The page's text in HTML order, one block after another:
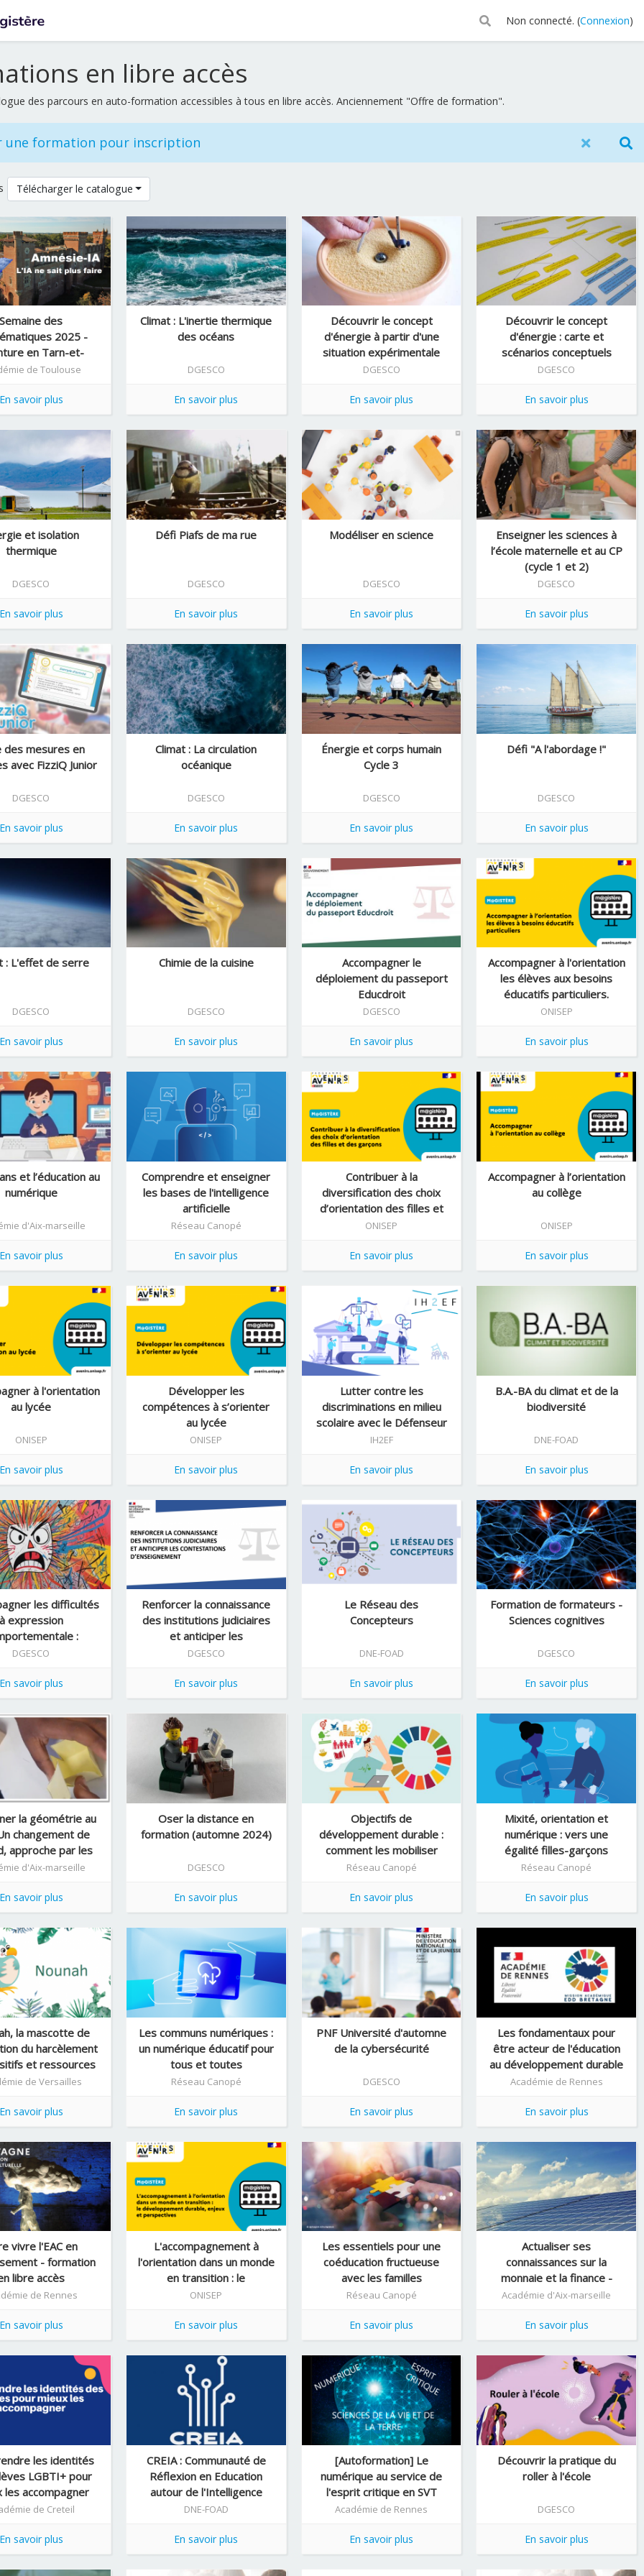
Non connecté. (Connexion)
en libre accès
des parcours en auto-formation accessibles à tous en libre accès. Anciennement "Offre de formation".
Télécharger le catalogue
Semaine des
2025 -
en Tarn-et-
Garonne
de Toulouse
En savoir plus
Climat : L'inertie thermique
des océans
DGESCO
En savoir plus
Découvrir le concept
d'énergie à partir d'une
situation expérimentale
"Cratères et mét ...
DGESCO
En savoir plus
Découvrir le concept
d'énergie : carte et
scénarios conceptuels
DGESCO
En savoir plus
et isolation
thermique
DGESCO
En savoir plus
Défi Piafs de ma rue
DGESCO
En savoir plus
Modéliser en science
DGESCO
En savoir plus
Enseigner les sciences à
l’école maternelle et au CP
(cycle 1 et 2)
DGESCO
En savoir plus
des mesures en
avec FizziQ Junior
DGESCO
En savoir plus
Climat : La circulation
océanique
DGESCO
En savoir plus
Énergie et corps humain
Cycle 3
DGESCO
En savoir plus
Défi "A l'abordage !"
DGESCO
En savoir plus
: L'effet de serre
DGESCO
En savoir plus
Chimie de la cuisine
DGESCO
En savoir plus
Accompagner le
déploiement du passeport
Educdroit
DGESCO
En savoir plus
Accompagner à l'orientation
les élèves aux besoins
éducatifs particuliers.
ONISEP
En savoir plus
et l’éducation au
numérique
d'Aix-marseille
En savoir plus
Comprendre et enseigner
les bases de l'intelligence
artificielle
Réseau Canopé
En savoir plus
Contribuer à la
diversification des choix
d’orientation des filles et
des garçons
ONISEP
En savoir plus
Accompagner à l’orientation
au collège
ONISEP
En savoir plus
à l'orientation
au lycée
ONISEP
En savoir plus
Développer les
compétences à s’orienter
au lycée
ONISEP
En savoir plus
Lutter contre les
discriminations en milieu
scolaire avec le Défenseur
des droits
IH2EF
En savoir plus
B.A.-BA du climat et de la
biodiversité
DNE-FOAD
En savoir plus
les difficultés
à expression
:
réponses
DGESCO
En savoir plus
Renforcer la connaissance
des institutions judiciaires
et anticiper les
contestations ...
DGESCO
En savoir plus
Le Réseau des
Concepteurs
DNE-FOAD
En savoir plus
Formation de formateurs -
Sciences cognitives
DGESCO
En savoir plus
la géométrie au
changement de
approche par les
de solides
d'Aix-marseille
En savoir plus
Oser la distance en
formation (automne 2024)
DGESCO
En savoir plus
Objectifs de
développement durable :
comment les mobiliser
avec les élèves ?
Réseau Canopé
En savoir plus
Mixité, orientation et
numérique : vers une
égalité filles-garçons
Réseau Canopé
En savoir plus
la mascotte de
du harcèlement
et ressources
de Versailles
En savoir plus
Les communs numériques :
un numérique éducatif pour
tous et toutes
Réseau Canopé
En savoir plus
PNF Université d'automne
de la cybersécurité
DGESCO
En savoir plus
Les fondamentaux pour
être acteur de l'éducation
au développement durable
- formation ...
Académie de Rennes
En savoir plus
vivre l'EAC en
- formation
libre accès
de Rennes
En savoir plus
L'accompagnement à
l'orientation dans un monde
en transition : le
développement durabl ...
ONISEP
En savoir plus
Les essentiels pour une
coéducation fructueuse
avec les familles
Réseau Canopé
En savoir plus
Actualiser ses
connaissances sur la
monnaie et la finance -
visioconférences
Académie d'Aix-marseille
En savoir plus
les identités
LGBTI+ pour
les accompagner
de Creteil
En savoir plus
CREIA : Communauté de
Réflexion en Education
autour de l'Intelligence
Artificielle
DNE-FOAD
En savoir plus
[Autoformation] Le
numérique au service de
l'esprit critique en SVT
Académie de Rennes
En savoir plus
Découvrir la pratique du
roller à l'école
DGESCO
En savoir plus